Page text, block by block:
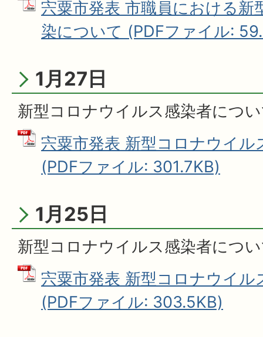
宍粟市発表 市職員における新
染について (PDFファイル:
1月27日
新型コロナウイルス感染者につ
宍粟市発表 新型コロナウイル
(PDFファイル: 301.7KB)
1月25日
新型コロナウイルス感染者につ
宍粟市発表 新型コロナウイル
(PDFファイル: 303.5KB)